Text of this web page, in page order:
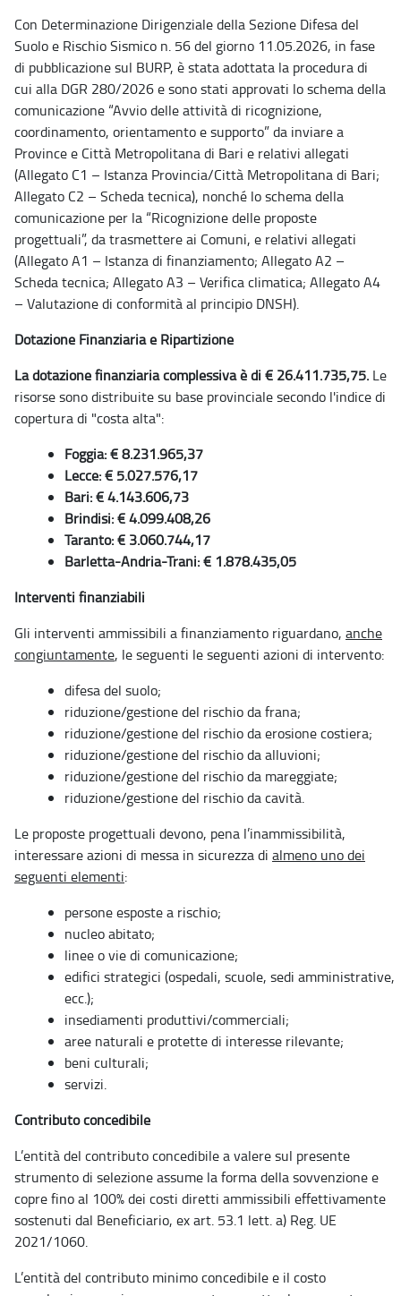
Con Determinazione Dirigenziale della Sezione Difesa del
Suolo e Rischio Sismico n. 56 del giorno 11.05.2026, in fase
di pubblicazione sul BURP, è stata adottata la procedura di
cui alla DGR 280/2026 e sono stati approvati lo schema della
comunicazione “Avvio delle attività di ricognizione,
coordinamento, orientamento e supporto” da inviare a
Province e Città Metropolitana di Bari e relativi allegati
(Allegato C1 – Istanza Provincia/Città Metropolitana di Bari;
Allegato C2 – Scheda tecnica), nonché lo schema della
comunicazione per la “Ricognizione delle proposte
progettuali”, da trasmettere ai Comuni, e relativi allegati
(Allegato A1 – Istanza di finanziamento; Allegato A2 –
Scheda tecnica; Allegato A3 – Verifica climatica; Allegato A4
– Valutazione di conformità al principio DNSH).
Dotazione Finanziaria e Ripartizione
La dotazione finanziaria complessiva è di € 26.411.735,75. Le
risorse sono distribuite su base provinciale secondo l'indice di
copertura di "costa alta":
Foggia: € 8.231.965,37
Lecce: € 5.027.576,17
Bari: € 4.143.606,73
Brindisi: € 4.099.408,26
Taranto: € 3.060.744,17
Barletta-Andria-Trani: € 1.878.435,05
Interventi finanziabili
Gli interventi ammissibili a finanziamento riguardano, anche
congiuntamente, le seguenti le seguenti azioni di intervento:
difesa del suolo;
riduzione/gestione del rischio da frana;
riduzione/gestione del rischio da erosione costiera;
riduzione/gestione del rischio da alluvioni;
riduzione/gestione del rischio da mareggiate;
riduzione/gestione del rischio da cavità.
Le proposte progettuali devono, pena l’inammissibilità,
interessare azioni di messa in sicurezza di almeno uno dei
seguenti elementi:
persone esposte a rischio;
nucleo abitato;
linee o vie di comunicazione;
edifici strategici (ospedali, scuole, sedi amministrative,
ecc.);
insediamenti produttivi/commerciali;
aree naturali e protette di interesse rilevante;
beni culturali;
servizi.
Contributo concedibile
L’entità del contributo concedibile a valere sul presente
strumento di selezione assume la forma della sovvenzione e
copre fino al 100% dei costi diretti ammissibili effettivamente
sostenuti dal Beneficiario, ex art. 53.1 lett. a) Reg. UE
2021/1060.
L’entità del contributo minimo concedibile e il costo